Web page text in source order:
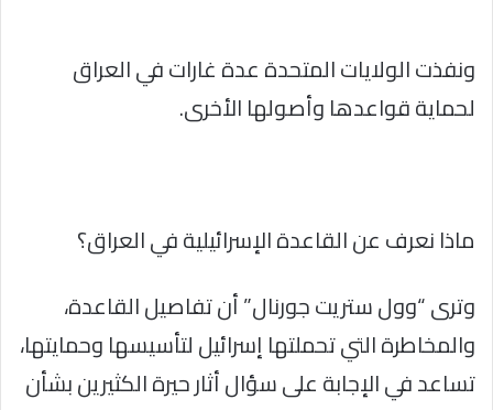
ونفذت الولايات المتحدة عدة غارات في العراق
لحماية قواعدها وأصولها الأخرى.
ماذا نعرف عن القاعدة الإسرائيلية في العراق؟
وترى “وول ستريت جورنال” أن تفاصيل القاعدة،
والمخاطرة التي تحملتها إسرائيل لتأسيسها وحمايتها،
تساعد في الإجابة على سؤال أثار حيرة الكثيرين بشأن